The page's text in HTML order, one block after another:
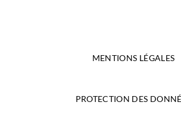
MENTIONS LÉGALES
PROTECTION DES